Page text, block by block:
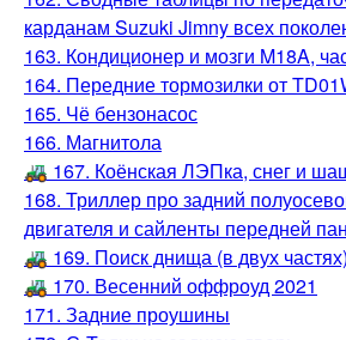
карданам Suzuki Jimny всех
163. Кондиционер и мозги M18A,
164. Передние тормозилки от
165. Чё бензонасос
166. Магнитола
🚜 167. Коёнская ЛЭПка, снег и
168. Триллер про задний
двигателя и сайленты передней
🚜 169. Поиск днища (в двух частях)
🚜 170. Весенний оффроуд 2021
171. Задние проушины